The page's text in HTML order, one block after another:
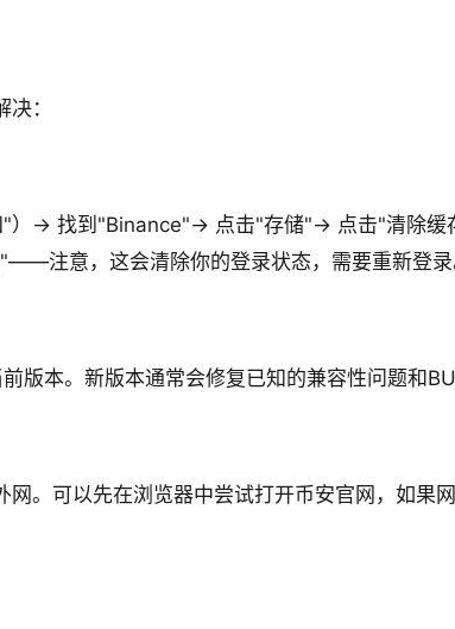
：
）→ 找到"Binance"→ 点击"存储"→ 点击"清除缓
注意，这会清除你的登录状态，需要重新登录
版本。新版本通常会修复已知的兼容性问题和
。可以先在浏览器中尝试打开币安官网，如果